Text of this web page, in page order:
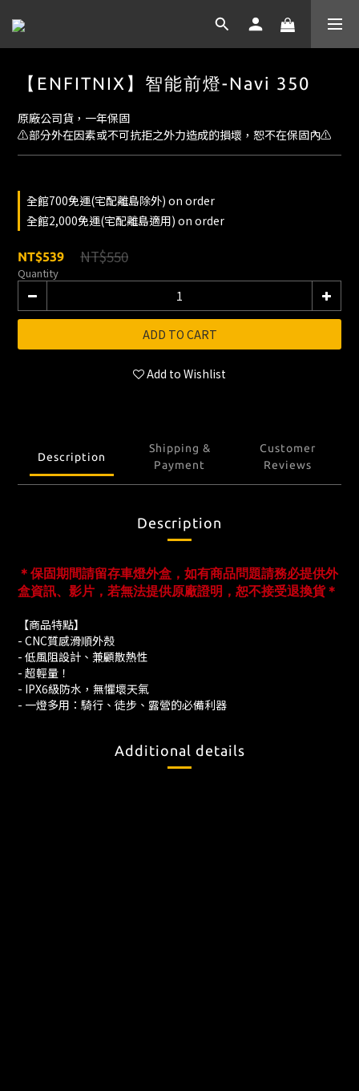
【ENFITNIX】智能前燈-Navi 350
原廠公司貨，一年保固
⚠️部分外在因素或不可抗拒之外力造成的損壞，恕不在保固內⚠️
全館700免運(宅配離島除外) on order
全館2,000免運(宅配離島適用) on order
NT$539 NT$550
Quantity
ADD TO CART
Add to Wishlist
Description
Shipping &
Payment
Customer
Reviews
Description
＊保固期間請留存車燈外盒，如有商品問題請務必提供外
盒資訊、影片，若無法提供原廠證明，恕不接受退換貨＊
【商品特點】
- CNC質感滑順外殼
- 低風阻設計、兼顧散熱性
- 超輕量！
- IPX6級防水，無懼壞天氣
- 一燈多用：騎行、徒步、露營的必備利器
Additional details